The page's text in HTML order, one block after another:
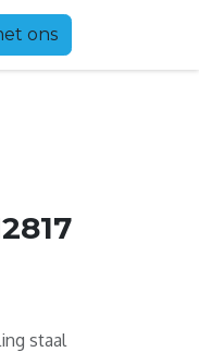
ons
staal